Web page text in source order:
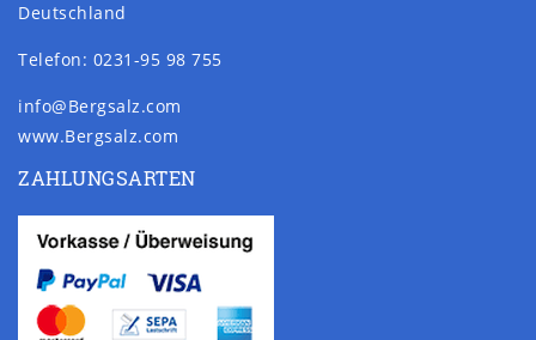
Deutschland
Telefon: 0231-95 98 755
info@Bergsalz.com
www.Bergsalz.com
ZAHLUNGSARTEN